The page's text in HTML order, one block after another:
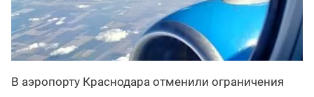
В аэропорту Краснодара отменили ограничения